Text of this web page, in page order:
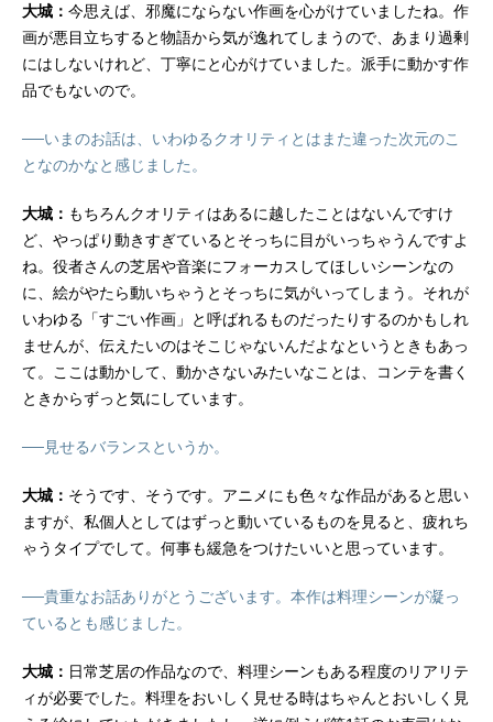
大城： 今思えば、邪魔にならない作画を心がけていましたね。作
画が悪目立ちすると物語から気が逸れてしまうので、あまり過剰
にはしないけれど、丁寧にと心がけていました。派手に動かす作
品でもないので。
──いまのお話は、いわゆるクオリティとはまた違った次元のこ
となのかなと感じました。
大城： もちろんクオリティはあるに越したことはないんですけ
ど、やっぱり動きすぎているとそっちに目がいっちゃうんですよ
ね。役者さんの芝居や音楽にフォーカスしてほしいシーンなの
に、絵がやたら動いちゃうとそっちに気がいってしまう。それが
いわゆる「すごい作画」と呼ばれるものだったりするのかもしれ
ませんが、伝えたいのはそこじゃないんだよなというときもあっ
て。ここは動かして、動かさないみたいなことは、コンテを書く
ときからずっと気にしています。
──見せるバランスというか。
大城： そうです、そうです。アニメにも色々な作品があると思い
ますが、私個人としてはずっと動いているものを見ると、疲れち
ゃうタイプでして。何事も緩急をつけたいいと思っています。
──貴重なお話ありがとうございます。本作は料理シーンが凝っ
ているとも感じました。
大城： 日常芝居の作品なので、料理シーンもある程度のリアリテ
ィが必要でした。料理をおいしく見せる時はちゃんとおいしく見